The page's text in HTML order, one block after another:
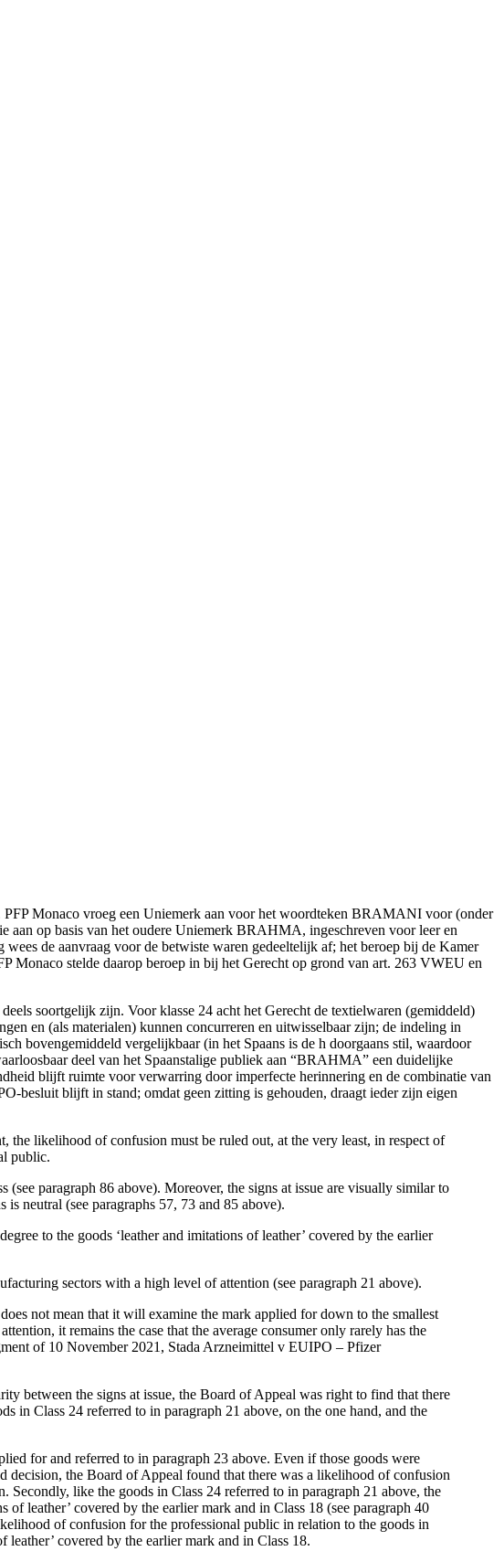
PFP Monaco vroeg een Uniemerk aan voor het woordteken BRAMANI voor (onder
aan op basis van het oudere Uniemerk BRAHMA, ingeschreven voor leer en
de aanvraag voor de betwiste waren gedeeltelijk af; het beroep bij de Kamer
Monaco stelde daarop beroep in bij het Gerecht op grond van art. 263 VWEU en
soortgelijk zijn. Voor klasse 24 acht het Gerecht de textielwaren (gemiddeld)
en (als materialen) kunnen concurreren en uitwisselbaar zijn; de indeling in
bovengemiddeld vergelijkbaar (in het Spaans is de h doorgaans stil, waardoor
deel van het Spaanstalige publiek aan “BRAHMA” een duidelijke
blijft ruimte voor verwarring door imperfecte herinnering en de combinatie van
besluit blijft in stand; omdat geen zitting is gehouden, draagt ieder zijn eigen
likelihood of confusion must be ruled out, at the very least, in respect of
public.
paragraph 86 above). Moreover, the signs at issue are visually similar to
neutral (see paragraphs 57, 73 and 85 above).
to the goods ‘leather and imitations of leather’ covered by the earlier
sectors with a high level of attention (see paragraph 21 above).
not mean that it will examine the mark applied for down to the smallest
it remains the case that the average consumer only rarely has the
of 10 November 2021, Stada Arzneimittel v EUIPO – Pfizer
between the signs at issue, the Board of Appeal was right to find that there
in Class 24 referred to in paragraph 21 above, on the one hand, and the
for and referred to in paragraph 23 above. Even if those goods were
decision, the Board of Appeal found that there was a likelihood of confusion
like the goods in Class 24 referred to in paragraph 21 above, the
leather’ covered by the earlier mark and in Class 18 (see paragraph 40
of confusion for the professional public in relation to the goods in
covered by the earlier mark and in Class 18.